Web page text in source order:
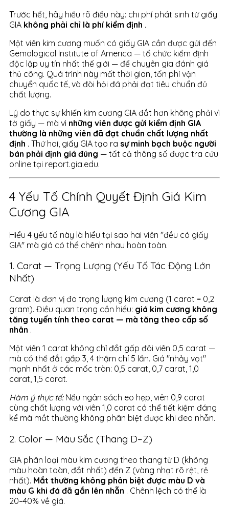
Trước hết, hãy hiểu rõ điều này: chi phí phát sinh từ giấy
GIA không phải chỉ là phí kiểm định .
Một viên kim cương muốn có giấy GIA cần được gửi đến
Gemological Institute of America — tổ chức kiểm định
độc lập uy tín nhất thế giới — để chuyên gia đánh giá
thủ công. Quá trình này mất thời gian, tốn phí vận
chuyển quốc tế, và đòi hỏi đá phải đạt tiêu chuẩn đủ
chất lượng.
Lý do thực sự khiến kim cương GIA đắt hơn không phải vì
tờ giấy — mà vì những viên được gửi kiểm định GIA
thường là những viên đã đạt chuẩn chất lượng nhất
định . Thứ hai, giấy GIA tạo ra sự minh bạch buộc người
bán phải định giá đúng — tất cả thông số được tra cứu
online tại report.gia.edu.
4 Yếu Tố Chính Quyết Định Giá Kim
Cương GIA
Hiểu 4 yếu tố này là hiểu tại sao hai viên "đều có giấy
GIA" mà giá có thể chênh nhau hoàn toàn.
1. Carat — Trọng Lượng (Yếu Tố Tác Động Lớn
Nhất)
Carat là đơn vị đo trọng lượng kim cương (1 carat = 0,2
gram). Điều quan trọng cần hiểu: giá kim cương không
tăng tuyến tính theo carat — mà tăng theo cấp số
nhân .
Một viên 1 carat không chỉ đắt gấp đôi viên 0,5 carat —
mà có thể đắt gấp 3, 4 thậm chí 5 lần. Giá "nhảy vọt"
mạnh nhất ở các mốc tròn: 0,5 carat, 0,7 carat, 1,0
carat, 1,5 carat.
Hàm ý thực tế: Nếu ngân sách eo hẹp, viên 0,9 carat
cùng chất lượng với viên 1,0 carat có thể tiết kiệm đáng
kể mà mắt thường không phân biệt được khi đeo nhẫn.
2. Color — Màu Sắc (Thang D–Z)
GIA phân loại màu kim cương theo thang từ D (không
màu hoàn toàn, đắt nhất) đến Z (vàng nhạt rõ rệt, rẻ
nhất). Mắt thường không phân biệt được màu D và
màu G khi đá đã gắn lên nhẫn . Chênh lệch có thể là
20–40% về giá.